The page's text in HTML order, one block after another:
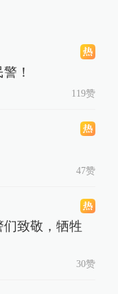
！
119赞
47赞
致敬，牺牲
30赞